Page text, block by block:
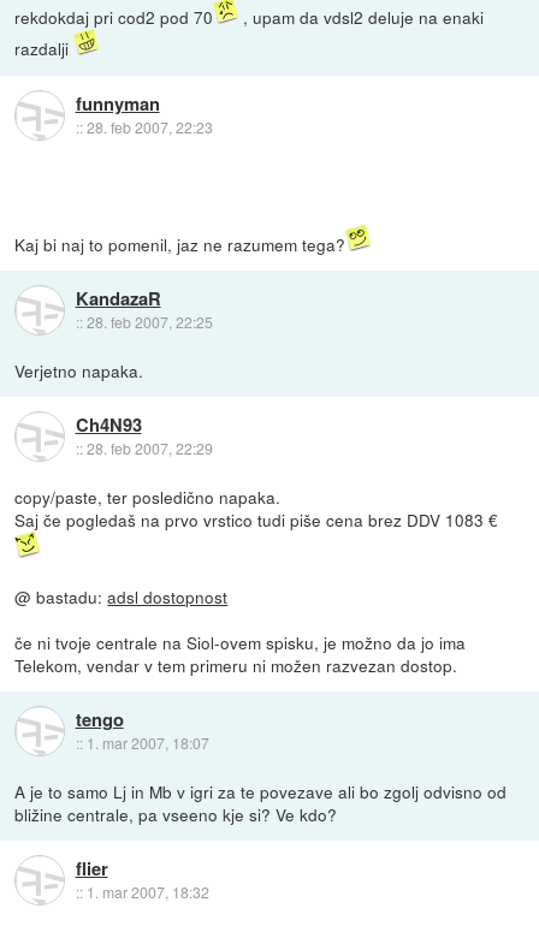
rekdokdaj pri cod2 pod 70
, upam da vdsl2 deluje na enaki
razdalji
funnyman
::28. feb 2007, 22:23
Kaj bi naj to pomenil, jaz ne razumem tega?
KandazaR
::28. feb 2007, 22:25
Verjetno napaka.
Ch4N93
::28. feb 2007, 22:29
copy/paste, ter posledično napaka.
Saj če pogledaš na prvo vrstico tudi piše cena brez DDV 1083 €
@ bastadu:adsl dostopnost
če ni tvoje centrale na Siol-ovem spisku, je možno da jo ima
Telekom, vendar v tem primeru ni možen razvezan dostop.
tengo
:: 1. mar 2007, 18:07
A je to samo Lj in Mb v igri za te povezave ali bo zgolj odvisno od
bližine centrale, pa vseeno kje si? Ve kdo?
flier
:: 1. mar 2007, 18:32